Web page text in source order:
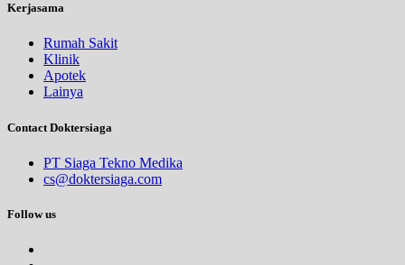
Kerjasama
Rumah Sakit
Klinik
Apotek
Lainya
Contact Doktersiaga
PT Siaga Tekno Medika
cs@doktersiaga.com
Follow us